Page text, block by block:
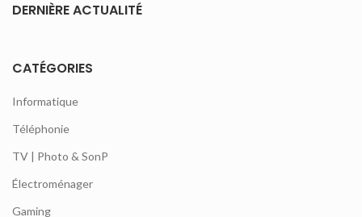
DERNIÈRE ACTUALITÉ
CATÉGORIES
Informatique
Téléphonie
TV | Photo & SonP
Électroménager
Gaming